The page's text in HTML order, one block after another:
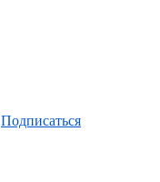
Подписаться